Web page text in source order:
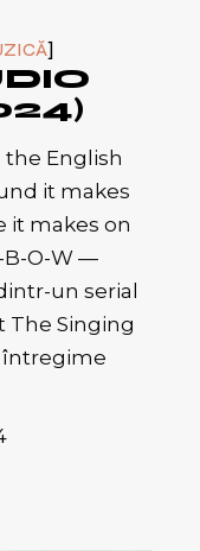
the English
it makes
it makes on
B-O-W —
un serial
The Singing
întregime